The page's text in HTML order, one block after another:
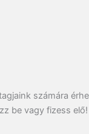
számára
be vagy fizess elő!